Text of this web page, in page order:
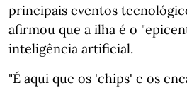
principais eventos
afirmou que a ilha é o
inteligência artificial.
"É aqui que os 'chips' e os